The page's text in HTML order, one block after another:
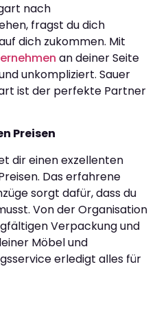
nach
fragst du dich
dich zukommen. Mit
an deiner Seite
unkompliziert. Sauer
ist der perfekte Partner
Preisen
dir einen exzellenten
Das erfahrene
sorgt dafür, dass du
Von der Organisation
Verpackung und
Möbel und
erledigt alles für